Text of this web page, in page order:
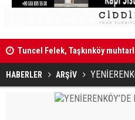
Tuncel Felek, Taşkınköy
HABERLER ARŞİV